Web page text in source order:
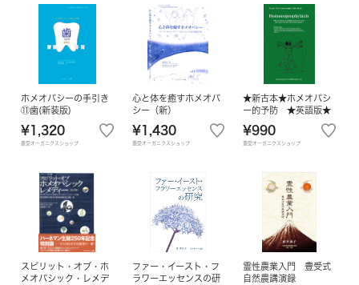
ホメオパシーの手引き
⑪歯(新装版)
¥1,320
豊受オーガニクスショップ
心と体を癒すホメオパ
シー（新）
¥1,430
豊受オーガニクスショップ
★新古本★ホメオパシ
ー的予防 ★英語版★
¥990
豊受オーガニクスショップ
スピリット・オブ・ホ
メオパシック・レメデ
ファー・イースト・フ
ラワーエッセンスの研
霊性農業入門 豊受式
自然農講演録